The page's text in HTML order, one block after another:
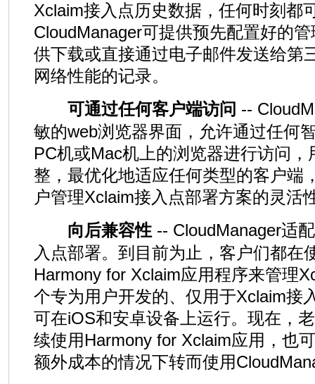
Xclaim接入点历史数据，任何时刻都
CloudManager可提供预先配置好的
供下载或直接通过电子邮件发送给第
网络性能的记录。
可通过任何客户端访问 --
敏的web浏览器界面，允许通过任何
PC机或Mac机上的浏览器进行访问
整，最优化地适应任何类型的客户端
户管理Xclaim接入点部署方案的灵活
向后兼容性 -- CloudManager适
入点部署。到目前为止，客户们都在
Harmony for Xclaim应用程序来管理
个专为用户开发的、仅用于Xclaim接
可在iOS和安卓设备上运行。现在，
续使用Harmony for Xclaim应用，也
额外成本的情况下转而使用